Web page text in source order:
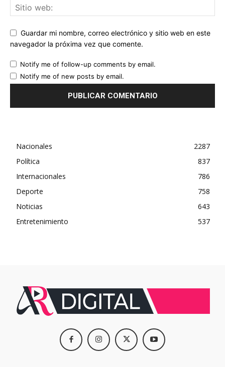
Guardar mi nombre, correo electrónico y sitio web en este
navegador la próxima vez que comente.
Notify me of follow-up comments by email.
Notify me of new posts by email.
Nacionales
2287
Política
837
Internacionales
786
Deporte
758
Noticias
643
Entretenimiento
537